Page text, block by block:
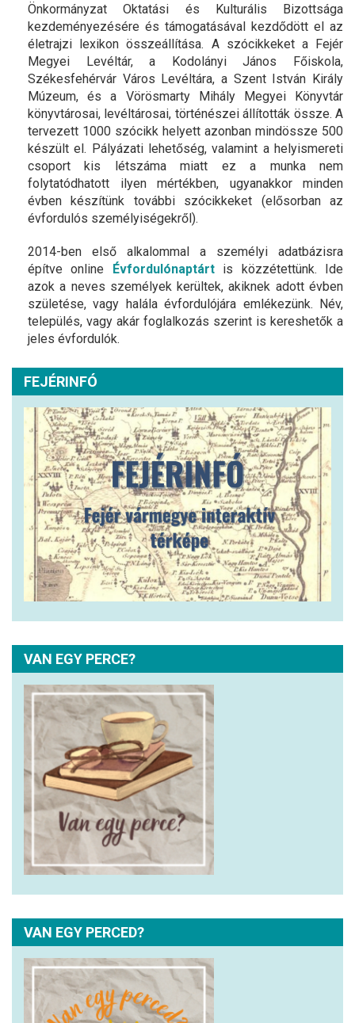
Önkormányzat Oktatási és Kulturális Bizottsága
kezdeményezésére és támogatásával kezdődött el az
életrajzi lexikon összeállítása. A szócikkeket a Fejér
Megyei Levéltár, a Kodolányi János Főiskola,
Székesfehérvár Város Levéltára, a Szent István Király
Múzeum, és a Vörösmarty Mihály Megyei Könyvtár
könyvtárosai, levéltárosai, történészei állították össze. A
tervezett 1000 szócikk helyett azonban mindössze 500
készült el. Pályázati lehetőség, valamint a helyismereti
csoport kis létszáma miatt ez a munka nem
folytatódhatott ilyen mértékben, ugyanakkor minden
évben készítünk további szócikkeket (elősorban az
évfordulós személyiségekről).
2014-ben első alkalommal a személyi adatbázisra
építve online Évfordulónaptárt is közzétettünk. Ide
azok a neves személyek kerültek, akiknek adott évben
születése, vagy halála évfordulójára emlékezünk. Név,
település, vagy akár foglalkozás szerint is kereshetők a
jeles évfordulók.
FEJÉRINFÓ
VAN EGY PERCE?
VAN EGY PERCED?